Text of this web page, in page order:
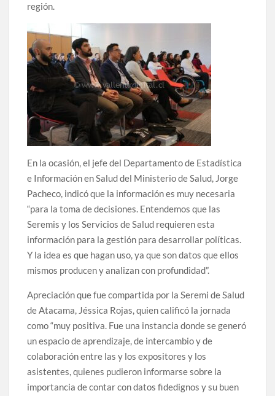
región.
En la ocasión, el jefe del Departamento de Estadística
e Información en Salud del Ministerio de Salud, Jorge
Pacheco, indicó que la información es muy necesaria
“para la toma de decisiones. Entendemos que las
Seremis y los Servicios de Salud requieren esta
información para la gestión para desarrollar políticas.
Y la idea es que hagan uso, ya que son datos que ellos
mismos producen y analizan con profundidad”.
Apreciación que fue compartida por la Seremi de Salud
de Atacama, Jéssica Rojas, quien calificó la jornada
como “muy positiva. Fue una instancia donde se generó
un espacio de aprendizaje, de intercambio y de
colaboración entre las y los expositores y los
asistentes, quienes pudieron informarse sobre la
importancia de contar con datos fidedignos y su buen